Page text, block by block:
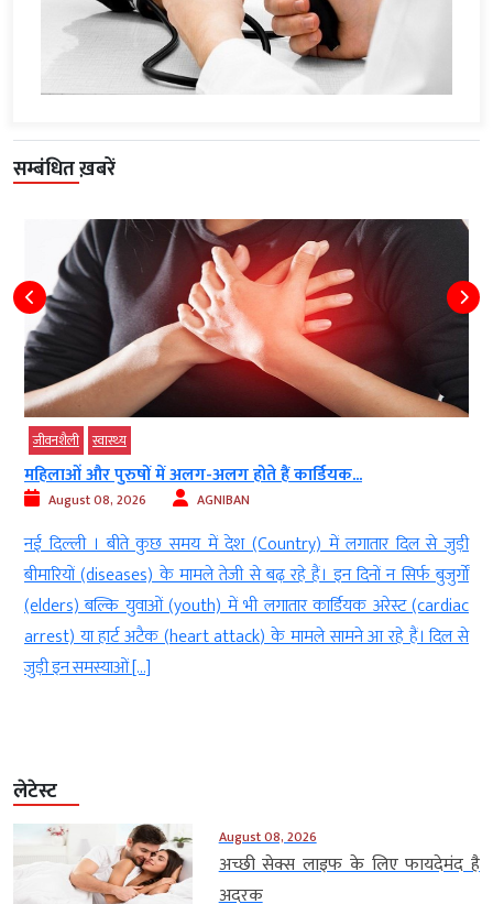
सम्बंधित ख़बरें
जीवनशैली स्‍वास्‍थ्‍य
महिलाओं और पुरुषों में अलग-अलग होते हैं कार्डियक...
August 08, 2026 AGNIBAN
नई दिल्‍ली । बीते कुछ समय में देश (Country) में लगातार दिल से जुड़ी
बीमारियों (diseases) के मामले तेजी से बढ़ रहे हैं। इन दिनों न सिर्फ बुजुर्गों
(elders) बल्कि युवाओं (youth) में भी लगातार कार्डियक अरेस्ट (cardiac
arrest) या हार्ट अटैक (heart attack) के मामले सामने आ रहे हैं। दिल से
जुड़ी इन समस्याओं […]
लेटेस्ट
August 08, 2026
अच्छी सेक्स लाइफ के लिए फायदेमंद है
अदरक